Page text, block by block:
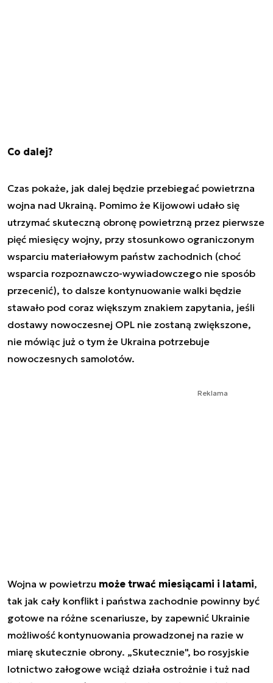
Co dalej?
Czas pokaże, jak dalej będzie przebiegać powietrzna
wojna nad Ukrainą. Pomimo że Kijowowi udało się
utrzymać skuteczną obronę powietrzną przez pierwsze
pięć miesięcy wojny, przy stosunkowo ograniczonym
wsparciu materiałowym państw zachodnich (choć
wsparcia rozpoznawczo-wywiadowczego nie sposób
przecenić), to dalsze kontynuowanie walki będzie
stawało pod coraz większym znakiem zapytania, jeśli
dostawy nowoczesnej OPL nie zostaną zwiększone,
nie mówiąc już o tym że Ukraina potrzebuje
nowoczesnych samolotów.
Reklama
Wojna w powietrzu może trwać miesiącami i latami,
tak jak cały konflikt i państwa zachodnie powinny być
gotowe na różne scenariusze, by zapewnić Ukrainie
możliwość kontynuowania prowadzonej na razie w
miarę skutecznie obrony. „Skutecznie", bo rosyjskie
lotnictwo załogowe wciąż działa ostrożnie i tuż nad